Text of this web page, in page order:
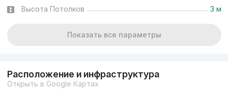
Высота Потолков
3 м
Показать все параметры
Расположение и инфраструктура
Открыть в Google Картах